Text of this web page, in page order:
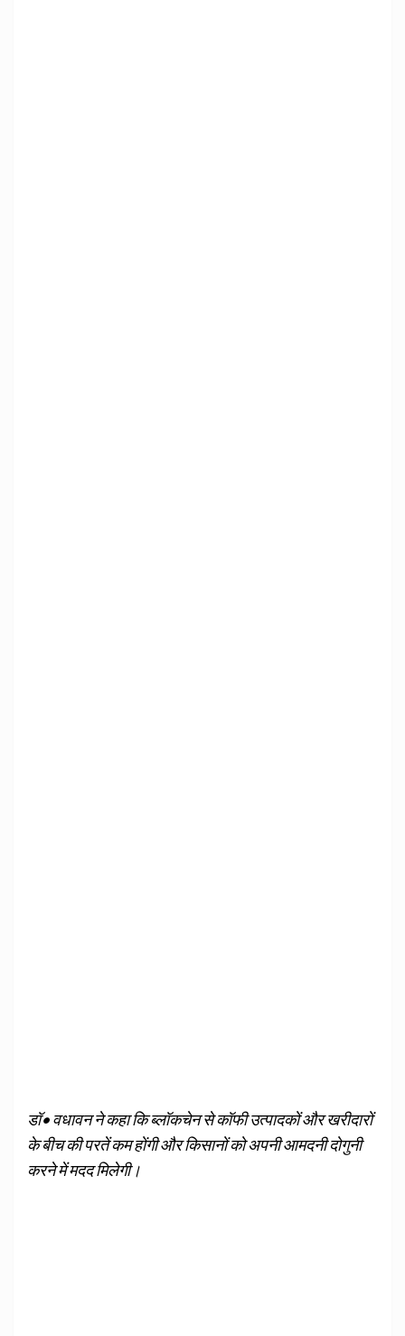
डॉ• वधावन ने कहा कि ब्लॉकचेन से कॉफी उत्पादकों और खरीदारों
के बीच की परतें कम होंगी और किसानों को अपनी आमदनी दोगुनी
करने में मदद मिलेगी।